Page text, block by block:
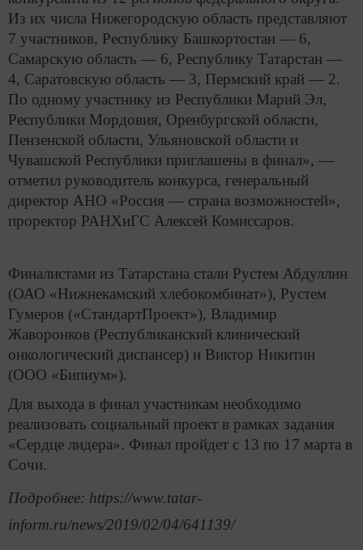
Из их числа Нижегородскую область представляют
7 участников, Республику Башкортостан — 6,
Самарскую область — 6, Республику Татарстан —
4, Саратовскую область — 3, Пермский край — 2.
По одному участнику из Республики Марий Эл,
Республики Мордовия, Оренбургской области,
Пензенской области, Ульяновской области и
Чувашской Республики приглашены в финал», —
отметил руководитель конкурса, генеральный
директор АНО «Россия — страна возможностей»,
проректор РАНХиГС Алексей Комиссаров.
Финалистами из Татарстана стали Рустем Абдуллин
(ОАО «Нижнекамский хлебокомбинат»), Рустем
Гумеров («СтандартПроект»), Владимир
Жаворонков (Республиканский клинический
онкологический диспансер) и Виктор Никитин
(ООО «Бипиум»).
Для выхода в финал участникам необходимо
реализовать социальный проект в рамках задания
«Сердце лидера». Финал пройдет с 13 по 17 марта в
Сочи.
Подробнее: https://www.tatar-
inform.ru/news/2019/02/04/641139/